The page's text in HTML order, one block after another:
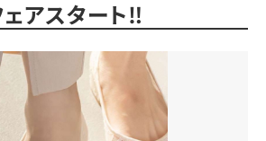
アスタート‼︎